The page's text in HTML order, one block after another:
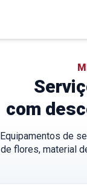
com
Equipamentos de
de flores, material